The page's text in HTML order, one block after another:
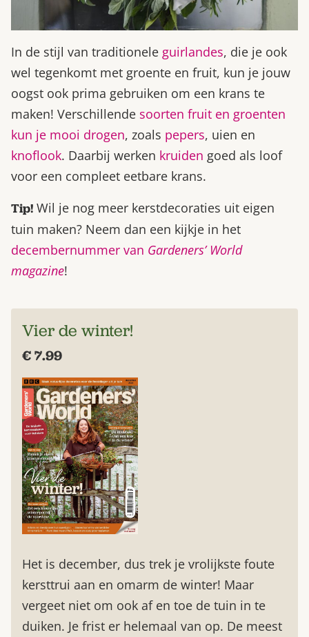
In de stijl van traditionele guirlandes, die je ook
wel tegenkomt met groente en fruit, kun je jouw
oogst ook prima gebruiken om een krans te
maken! Verschillende soorten fruit en groenten
kun je mooi drogen, zoals pepers, uien en
knoflook. Daarbij werken kruiden goed als loof
voor een compleet eetbare krans.
Tip! Wil je nog meer kerstdecoraties uit eigen
tuin maken? Neem dan een kijkje in het
decembernummer van Gardeners’ World
magazine!
Vier de winter!
€ 7.99
Het is december, dus trek je vrolijkste foute
kersttrui aan en omarm de winter! Maar
vergeet niet om ook af en toe de tuin in te
duiken. Je frist er helemaal van op. De meest